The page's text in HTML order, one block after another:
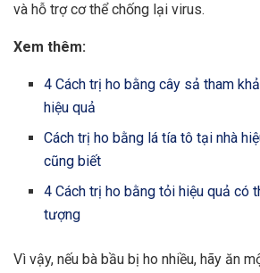
và hỗ trợ cơ thể chống lại virus.
Xem thêm:
4 Cách trị ho bằng cây sả tham
hiệu quả
Cách trị ho bằng lá tía tô tại nhà
cũng biết
4 Cách trị ho bằng tỏi hiệu quả có
tượng
Vì vậy, nếu bà bầu bị ho nhiều, hãy ăn